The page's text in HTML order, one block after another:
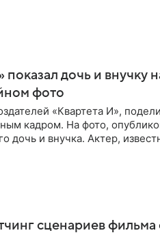
показал дочь и внучку
фото
«Квартета И»,
кадром. На фото,
дочь и внучка. Актер,
сценариев